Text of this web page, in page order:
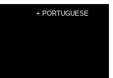
+ PORTUGUESE